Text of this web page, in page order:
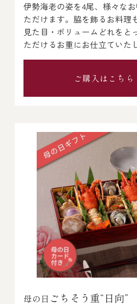
伊勢海老の姿を4尾、様々な
ただけます。脇を飾るお料理
見た目・ボリュームどれをと
ただけるお重にお仕立ていた
ご購入はこちら
母の日 ごちそう重“日向”